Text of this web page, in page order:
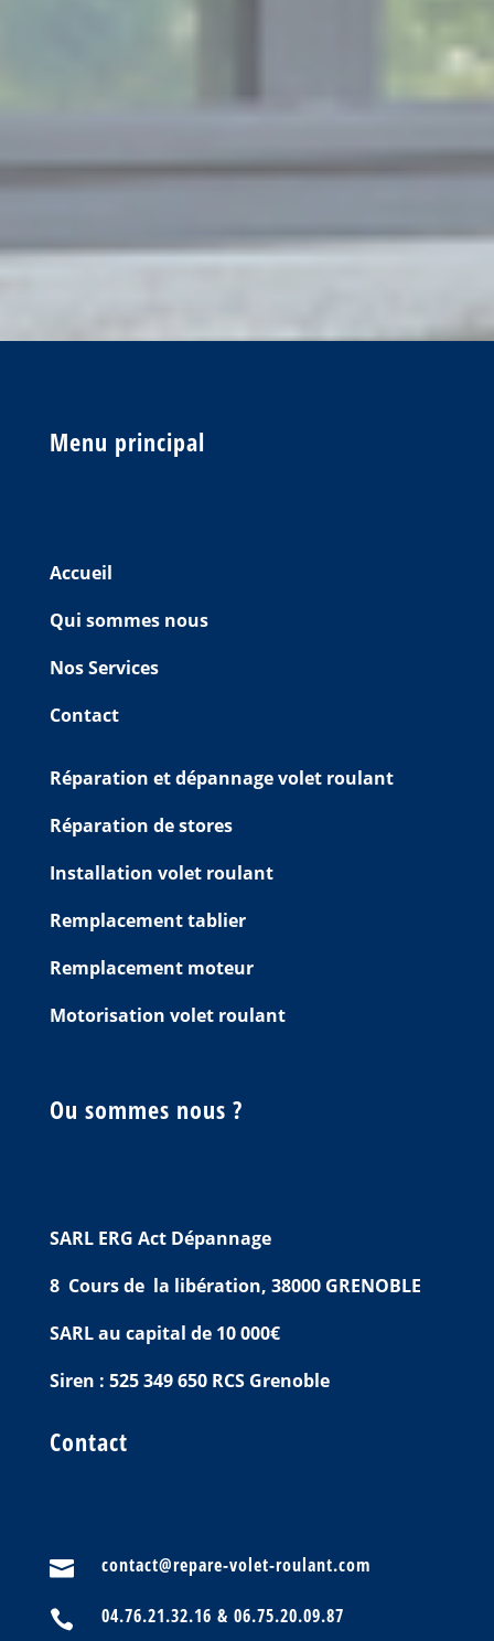
Menu principal
Accueil
Qui sommes nous
Nos Services
Contact
Réparation et dépannage volet roulant
Réparation de stores
Installation volet roulant
Remplacement tablier
Remplacement moteur
Motorisation volet roulant
Ou sommes nous ?
SARL ERG Act Dépannage
8 Cours de la libération, 38000 GRENOBLE
SARL au capital de 10 000€
Siren : 525 349 650 RCS Grenoble
Contact
 contact@repare-volet-roulant.com
 04.76.21.32.16 & 06.75.20.09.87